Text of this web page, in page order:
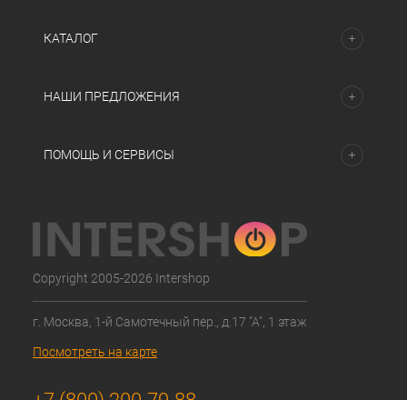
КАТАЛОГ
НАШИ ПРЕДЛОЖЕНИЯ
ПОМОЩЬ И СЕРВИСЫ
Copyright 2005-2026 Intershop
г. Москва, 1-й Самотечный пер., д.17 "А", 1 этаж
Посмотреть на карте